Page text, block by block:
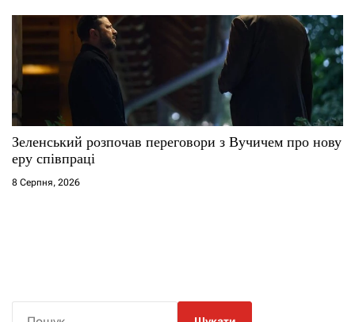
Зеленський розпочав переговори з Вучичем про нову
еру співпраці
8 Серпня, 2026